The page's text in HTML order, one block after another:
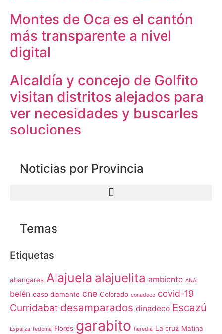
Montes de Oca es el cantón
más transparente a nivel
digital
Alcaldía y concejo de Golfito
visitan distritos alejados para
ver necesidades y buscarles
soluciones
Noticias por Provincia
Temas
Etiquetas
abangares Alajuela alajuelita ambiente ANAI
belén caso diamante cne Colorado conadeco covid-19
Curridabat desamparados dinadeco Escazú
Esparza fedoma Flores garabito heredia La cruz Matina